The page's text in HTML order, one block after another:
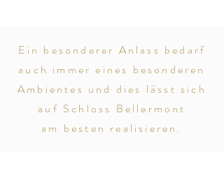
Ein besonderer Anlass bedarf
auch immer eines besonderen
Ambientes und dies lässt sich
auf Schloss Bellermont
am besten realisieren.